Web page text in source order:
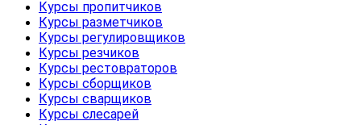
Курсы пропитчиков
Курсы разметчиков
Курсы регулировщиков
Курсы резчиков
Курсы рестовраторов
Курсы сборщиков
Курсы сварщиков
Курсы слесарей